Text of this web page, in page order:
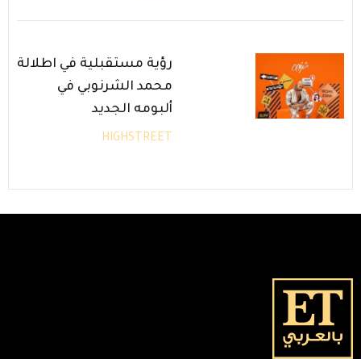
رؤية مستقبلية في اطلالة
محمد الشرنوبي في
ألبومه الجديد
HIGHSTREET